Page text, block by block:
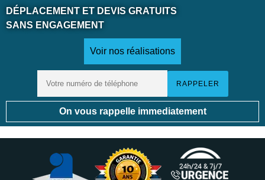
DÉPLACEMENT ET DEVIS GRATUITS
SANS ENGAGEMENT
Voir nos réalisations
On vous rappelle immediatement